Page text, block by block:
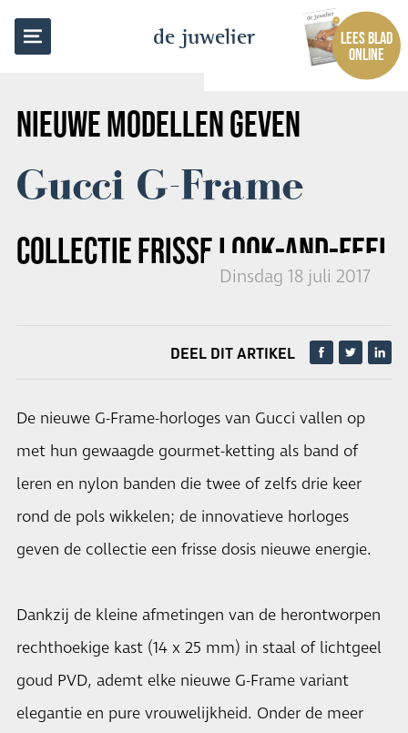
de juwelier
LEES BLAD
ONLINE
NIEUWE MODELLEN GEVEN
Gucci G-Frame
COLLECTIE FRISSE LOOK-AND-FEEL
Dinsdag 18 juli 2017
TERUG NAAR OVERZICHT
DEEL DIT ARTIKEL
De nieuwe G-Frame-horloges van Gucci vallen op
met hun gewaagde gourmet-ketting als band of
leren en nylon banden die twee of zelfs drie keer
rond de pols wikkelen; de innovatieve horloges
geven de collectie een frisse dosis nieuwe energie.
Dankzij de kleine afmetingen van de herontworpen
rechthoekige kast (14 x 25 mm) in staal of lichtgeel
goud PVD, ademt elke nieuwe G-Frame variant
elegantie en pure vrouwelijkheid. Onder de meer